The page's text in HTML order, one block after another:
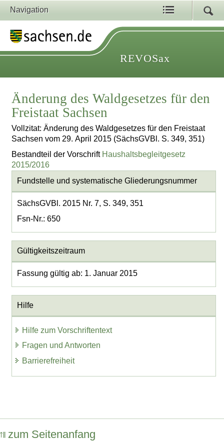
Navigation
REVOSax
Änderung des Waldgesetzes für den
Freistaat Sachsen
Vollzitat: Änderung des Waldgesetzes für den Freistaat
Sachsen vom 29. April 2015 (SächsGVBl. S. 349, 351)
Bestandteil der Vorschrift Haushaltsbegleitgesetz
2015/2016
Fundstelle und systematische Gliederungsnummer
SächsGVBl. 2015 Nr. 7, S. 349, 351
Fsn-Nr.: 650
Gültigkeitszeitraum
Fassung gültig ab: 1. Januar 2015
Hilfe
Hilfe zum Vorschriftentext
Fragen und Antworten
Barrierefreiheit
zum Seitenanfang